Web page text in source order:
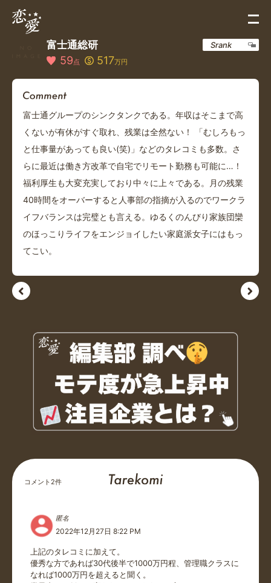
富士通総研
59点 517万円
Srank
富士通グループのシンクタンクである。年収はそこまで高
くないが有休がすぐ取れ、残業は全然ない！ 「むしろもっ
と仕事量があっても良い(笑)」などのタレコミも多数。さ
らに最近は働き方改革で自宅でリモート勤務も可能に…！
福利厚生も大変充実しており中々に上々である。月の残業
40時間をオーバーすると人事部の指摘が入るのでワークラ
イフバランスは完璧とも言える。ゆるくのんびり家族団欒
のほっこりライフをエンジョイしたい家庭派女子にはもっ
てこい。
コメント 2件
匿名
2022年12月27日 8:22 PM
上記のタレコミに加えて。
優秀な方であれば30代後半で1000万円程、管理職クラスに
なれば1000万円を超えると聞く。